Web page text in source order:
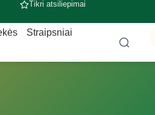
Tikri atsiliepimai
Straipsniai